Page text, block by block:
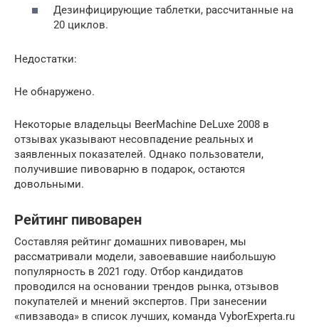
Дезинфицирующие таблетки, рассчитанные на
20 циклов.
Недостатки:
Не обнаружено.
Некоторые владельцы BeerMachine DeLuxe 2008 в
отзывах указывают несовпадение реальных и
заявленных показателей. Однако пользователи,
получившие пивоварню в подарок, остаются
довольными.
Рейтинг пивоварен
Составляя рейтинг домашних пивоварен, мы
рассматривали модели, завоевавшие наибольшую
популярность в 2021 году. Отбор кандидатов
проводился на основании трендов рынка, отзывов
покупателей и мнений экспертов. При занесении
«пивзавода» в список лучших, команда VyborExperta.ru